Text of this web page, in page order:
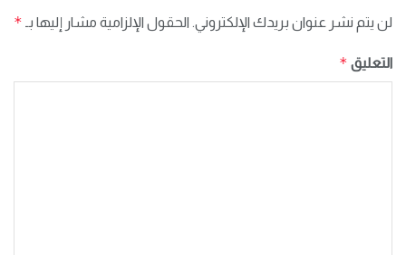
لن يتم نشر عنوان بريدك الإلكتروني. الحقول الإلزامية مشار إليها بـ *
التعليق *